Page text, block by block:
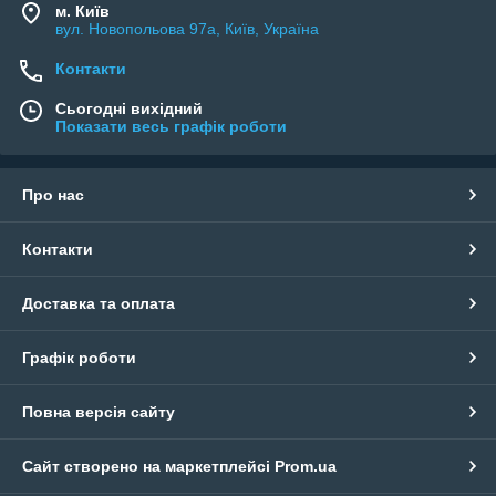
🌱 Препарати для саду:
очищення ставка,NeoBac Rainwaterдля обробки дощової
води.
тривалий ефект і надійний захист систем
м. Київ
вул. Новопольова 97а, Київ, Україна
Контакти
Сьогодні вихідний
Показати весь графік роботи
Про нас
Контакти
Доставка та оплата
Графік роботи
Повна версія сайту
Сайт створено на маркетплейсі Prom.ua